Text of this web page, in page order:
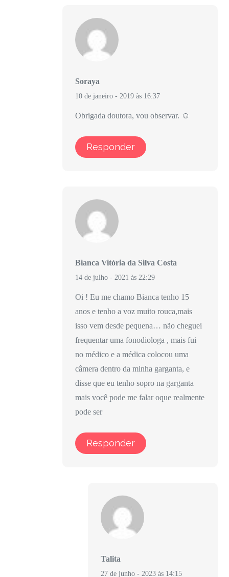
Soraya
10 de janeiro - 2019 às 16:37
Obrigada doutora, vou observar. ☺
Responder
Bianca Vitória da Silva Costa
14 de julho - 2021 às 22:29
Oi ! Eu me chamo Bianca tenho 15
anos e tenho a voz muito rouca,mais
isso vem desde pequena… não cheguei
frequentar uma fonodiologa , mais fui
no médico e a médica colocou uma
câmera dentro da minha garganta, e
disse que eu tenho sopro na garganta
mais você pode me falar oque realmente
pode ser
Responder
Talita
27 de junho - 2023 às 14:15